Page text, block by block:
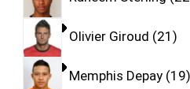
Olivier Giroud 21
Memphis Depay 19